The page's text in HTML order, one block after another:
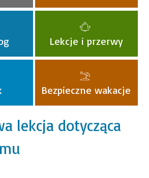
Lekcje i przerwy
Bezpieczne wakacje
lekcja dotycząca